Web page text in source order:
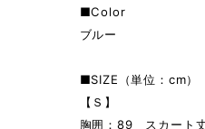
■Color
ブルー
■SIZE（単位：cm）
【Ｓ】
胸囲：89 スカート